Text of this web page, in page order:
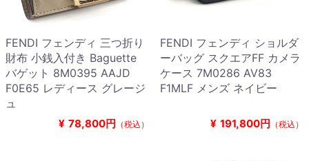
FENDI フェンディ 三つ折り
財布 小銭入付き Baguette
バゲット 8M0395 AAJD
F0E65 レディース グレージ
ュ
¥ 78,800円 （税込）
FENDI フェンディ ショルダ
ーバッグ スクエアFF カメラ
ケース 7M0286 AV83
F1MLF メンズ ネイビー
¥ 191,800円 （税込）